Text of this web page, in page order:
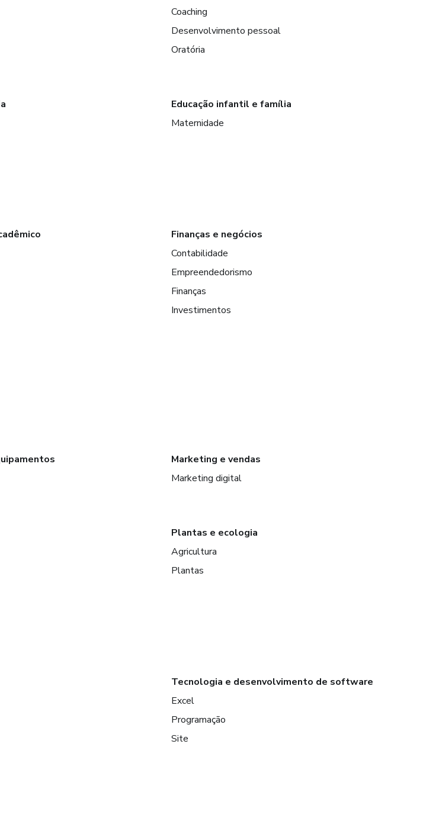
Coaching
Desenvolvimento pessoal
Oratória
Educação infantil e família
Maternidade
Finanças e negócios
Contabilidade
Empreendedorismo
Finanças
Investimentos
Marketing e vendas
Marketing digital
Plantas e ecologia
Agricultura
Plantas
Tecnologia e desenvolvimento de software
Excel
Programação
Site